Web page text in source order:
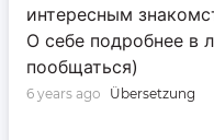
интересным
О себе подробнее в
пообщаться)
6 years ago Übersetzung